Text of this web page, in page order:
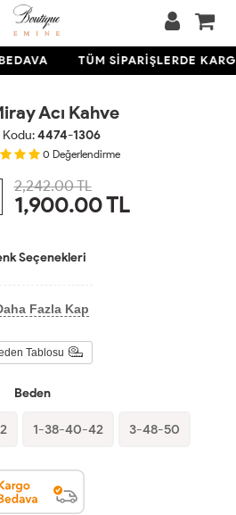
TÜM SİPARİŞLERDE
Acı Kahve
Kodu:4474-1306
0 Değerlendirme
2,242.00 TL
1,900.00TL
Seçenekleri
Fazla Kap
Tablosu
Beden
1-38-40-42 3-48-50